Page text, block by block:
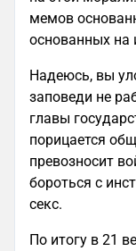
мемов
основанных на
Надеюсь, вы
заповеди не
главы
порицается
превозносит
бороться с
секс.
По итогу в 21